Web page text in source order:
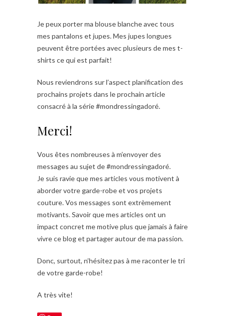
Je peux porter ma blouse blanche avec tous
mes pantalons et jupes. Mes jupes longues
peuvent être portées avec plusieurs de mes t-
shirts ce qui est parfait!
Nous reviendrons sur l’aspect planification des
prochains projets dans le prochain article
consacré à la série #mondressingadoré.
Merci!
Vous êtes nombreuses à m’envoyer des
messages au sujet de #mondressingadoré.
Je suis ravie que mes articles vous motivent à
aborder votre garde-robe et vos projets
couture. Vos messages sont extrèmement
motivants. Savoir que mes articles ont un
impact concret me motive plus que jamais à faire
vivre ce blog et partager autour de ma passion.
Donc, surtout, n’hésitez pas à me raconter le tri
de votre garde-robe!
A très vite!